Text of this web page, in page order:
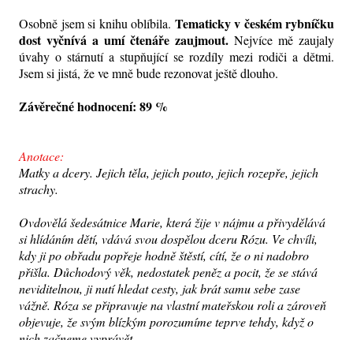
Osobně jsem si knihu oblíbila. Tematicky v českém rybníčku
dost vyčnívá a umí čtenáře zaujmout. Nejvíce mě zaujaly
úvahy o stárnutí a stupňující se rozdíly mezi rodiči a dětmi.
Jsem si jistá, že ve mně bude rezonovat ještě dlouho.
Závěrečné hodnocení: 89 %
Anotace:
Matky a dcery. Jejich těla, jejich pouto, jejich rozepře, jejich
strachy.
Ovdovělá šedesátnice Marie, která žije v nájmu a přivydělává
si hlídáním dětí, vdává svou dospělou dceru Rózu. Ve chvíli,
kdy ji po obřadu popřeje hodně štěstí, cítí, že o ni nadobro
přišla. Důchodový věk, nedostatek peněz a pocit, že se stává
neviditelnou, ji nutí hledat cesty, jak brát samu sebe zase
vážně. Róza se připravuje na vlastní mateřskou roli a zároveň
objevuje, že svým blízkým porozumíme teprve tehdy, když o